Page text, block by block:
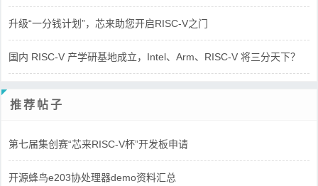
升级“一分钱计划”，芯来助您开启RISC-V之门
国内 RISC-V 产学研基地成立，Intel、Arm、RISC-V 将三分天下？
推荐帖子
第七届集创赛“芯来RISC-V杯”开发板申请
开源蜂鸟e203协处理器demo资料汇总